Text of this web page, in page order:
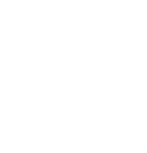
tutti-frutti gevoel
is een omhullende,
je huid blijft hangen.